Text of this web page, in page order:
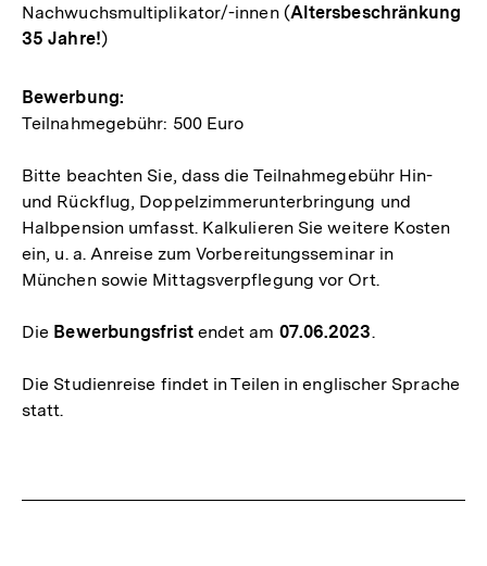
Nachwuchsmultiplikator/-innen (Altersbeschränkung
35 Jahre!)
Bewerbung:
Teilnahmegebühr: 500 Euro
Bitte beachten Sie, dass die Teilnahmegebühr Hin-
und Rückflug, Doppelzimmerunterbringung und
Halbpension umfasst. Kalkulieren Sie weitere Kosten
ein, u. a. Anreise zum Vorbereitungsseminar in
München sowie Mittagsverpflegung vor Ort.
Die Bewerbungsfristendet am 07.06.2023.
Die Studienreise findet in Teilen in englischer Sprache
statt.